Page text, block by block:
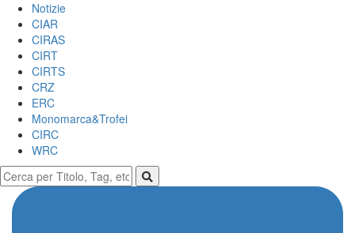
Notizie
CIAR
CIRAS
CIRT
CIRTS
CRZ
ERC
Monomarca&Trofei
CIRC
WRC